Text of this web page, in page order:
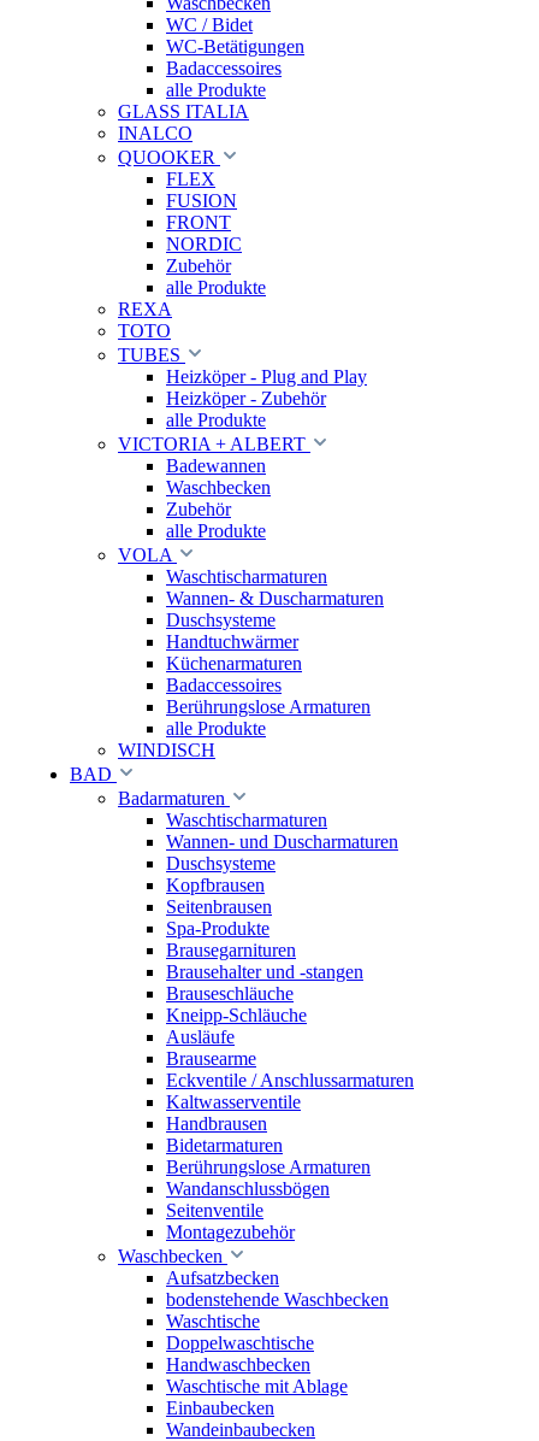
WC / Bidet
WC-Betätigungen
Badaccessoires
alle Produkte
GLASS ITALIA
INALCO
QUOOKER
FLEX
FUSION
FRONT
NORDIC
Zubehör
alle Produkte
REXA
TOTO
TUBES
Heizköper - Plug and Play
Heizköper - Zubehör
alle Produkte
VICTORIA + ALBERT
Badewannen
Waschbecken
Zubehör
alle Produkte
VOLA
Waschtischarmaturen
Wannen- & Duscharmaturen
Duschsysteme
Handtuchwärmer
Küchenarmaturen
Badaccessoires
Berührungslose Armaturen
alle Produkte
WINDISCH
BAD
Badarmaturen
Waschtischarmaturen
Wannen- und Duscharmaturen
Duschsysteme
Kopfbrausen
Seitenbrausen
Spa-Produkte
Brausegarnituren
Brausehalter und -stangen
Brauseschläuche
Kneipp-Schläuche
Ausläufe
Brausearme
Eckventile / Anschlussarmaturen
Kaltwasserventile
Handbrausen
Bidetarmaturen
Berührungslose Armaturen
Wandanschlussbögen
Seitenventile
Montagezubehör
Waschbecken
Aufsatzbecken
bodenstehende Waschbecken
Waschtische
Doppelwaschtische
Handwaschbecken
Waschtische mit Ablage
Einbaubecken
Wandeinbaubecken